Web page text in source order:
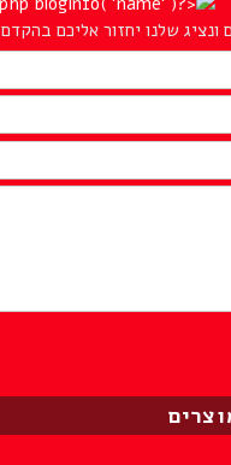
ונציג שלנו יחזור אליכם בהקדם